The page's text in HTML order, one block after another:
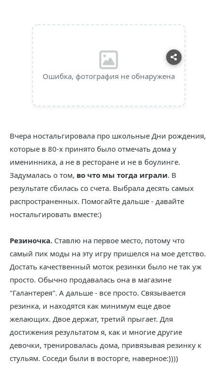
Ошибка, фотография не обнаружена
Вчера ностальгировала про школьные Дни рождения,
которые в 80-х принято было отмечать дома у
именинника, а не в ресторане и не в боулинге.
Задумалась о том, во что мы тогда играли. В
результате сбилась со счета. Выбрала десять самых
распространенных. Помогайте дальше - давайте
ностальгировать вместе:)
Резиночка. Ставлю на первое место, потому что
самый пик моды на эту игру пришелся на мое детство.
Достать качественный моток резинки было не так уж
просто. Обычно продавалась она в магазине
"Галантерея". А дальше - все просто. Связывается
резинка, и находятся как минимум еще двое
желающих. Двое держат, третий прыгает. Для
достижения результатом я, как и многие другие
девочки, тренировалась дома, привязывая резинку к
стульям. Соседи были в восторге, наверное:))))